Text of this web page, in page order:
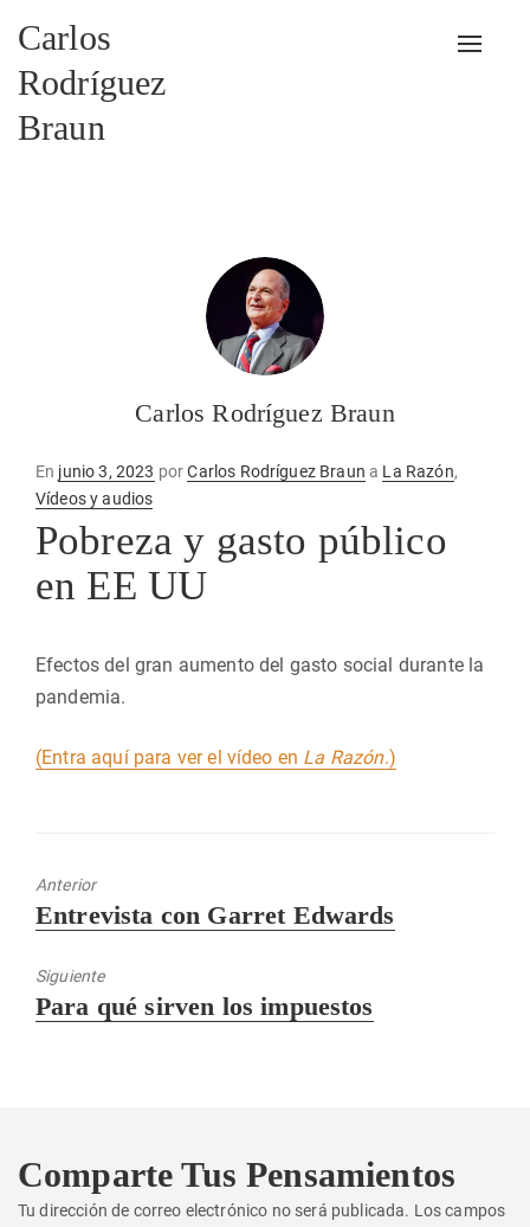
Carlos
Rodríguez
Braun
Carlos Rodríguez Braun
En Publicado
en
junio 3, 2023 porCarlos Rodríguez Braun a La Razón,
Vídeos y audios
Pobreza y gasto público
en EE UU
Efectos del gran aumento del gasto social durante la
pandemia.
(Entra aquí para ver el vídeo en La Razón.)
Anterior
Entrada
Entrevista con Garret Edwards
Siguiente
Entrada
Para qué sirven los impuestos
Comparte Tus Pensamientos
Tu dirección de correo electrónico no será publicada. Los campos